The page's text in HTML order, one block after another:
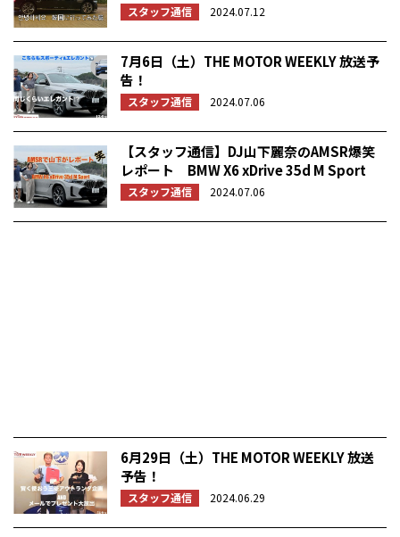
スタッフ通信 2024.07.12
7月6日（土）THE MOTOR WEEKLY 放送予
告！
スタッフ通信 2024.07.06
【スタッフ通信】DJ山下麗奈のAMSR爆笑
レポート BMW X6 xDrive 35d M Sport
スタッフ通信 2024.07.06
6月29日（土）THE MOTOR WEEKLY 放送
予告！
スタッフ通信 2024.06.29